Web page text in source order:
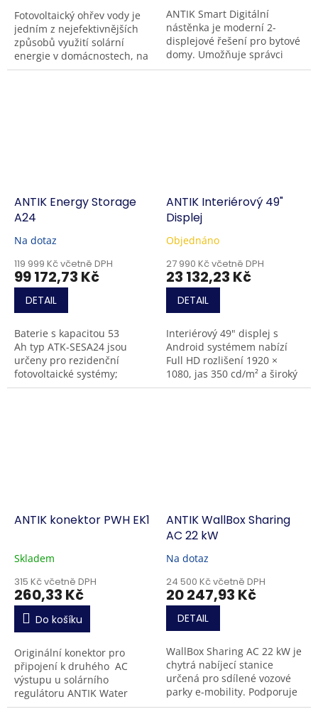
Fotovoltaický ohřev vody je
jedním z nejefektivnějších
způsobů využití solární
energie v domácnostech, na
chatách, v mobilních
ANTIK Smart Digitální
nástěnka je moderní 2-
displejové řešení pro bytové
domy. Umožňuje správci
snadno zveřejňovat
ANTIK Energy Storage
A24
Na dotaz
119 999 Kč včetně DPH
99 172,73 Kč
DETAIL
Baterie s kapacitou 53
Ah typ ATK-SESA24 jsou
určeny pro rezidenční
fotovoltaické systémy;
nabízejí využitelnou energii
ANTIK Interiérový 49"
Displej
Objednáno
27 990 Kč včetně DPH
23 132,23 Kč
DETAIL
Interiérový 49" displej s
Android systémem nabízí
Full HD rozlišení 1920 ×
1080, jas 350 cd/m² a široký
pozorovací úhel 178°/178°.
ANTIK konektor PWH EK1
Skladem
315 Kč včetně DPH
260,33 Kč
Do košíku
Originální konektor pro
připojení k druhého AC
výstupu u solárního
regulátoru ANTIK Water
Heater PWH 01 V3.0. Díky
ANTIK WallBox Sharing
AC 22 kW
Na dotaz
24 500 Kč včetně DPH
20 247,93 Kč
DETAIL
WallBox Sharing AC 22 kW je
chytrá nabíjecí stanice
určená pro sdílené vozové
parky e-mobility. Podporuje
nabíjení elektromobilů, e-